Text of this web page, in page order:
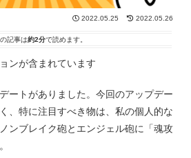
2022.05.25 2022.05.26
記事は約2分で読めます。
ンが含まれています
ートがありました。今回のアップデー
、特に注目すべき物は、私の個人的な
ンブレイク砲とエンジェル砲に「魂攻